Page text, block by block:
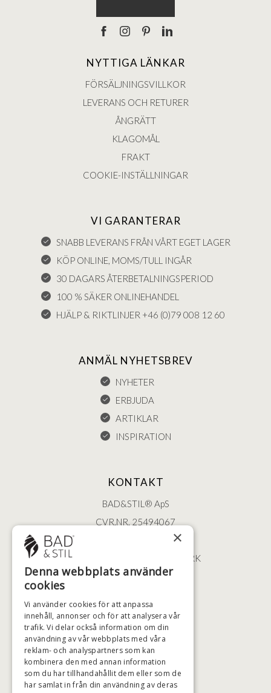
NYTTIGA LÄNKAR
FÖRSÄLJNINGSVILLKOR
LEVERANS OCH RETURER
ÅNGRÄTT
KLAGOMÅL
FRAKT
COOKIE-INSTÄLLNINGAR
VI GARANTERAR
SNABB LEVERANS FRÅN VÅRT EGET LAGER
KÖP ONLINE, MOMS/TULL INGÅR
30 DAGARS ÅTERBETALNINGSPERIOD
100 % SÄKER ONLINEHANDEL
HJÄLP & RIKTLINJER +46 (0)79 008 12 60
ANMÄL NYHETSBREV
NYHETER
ERBJUDA
ARTIKLAR
INSPIRATION
KONTAKT
BAD&STIL® ApS
CVR.NR. 25494067
ØSTERBROGADE 202
2100 KØBENHAVN • DANMARK
+46 (0)79 008 12 60
HÖGSTA KREDITVÄRDIGHET
BETALNINGSALTERNATIV
×
Denna webbplats använder
cookies
Vi använder cookies för att anpassa
innehåll, annonser och för att analysera vår
trafik. Vi delar också information om din
användning av vår webbplats med våra
reklam- och analyspartners som kan
kombinera den med annan information
som du har tillhandahållit dem eller som de
har samlat in från din användning av deras